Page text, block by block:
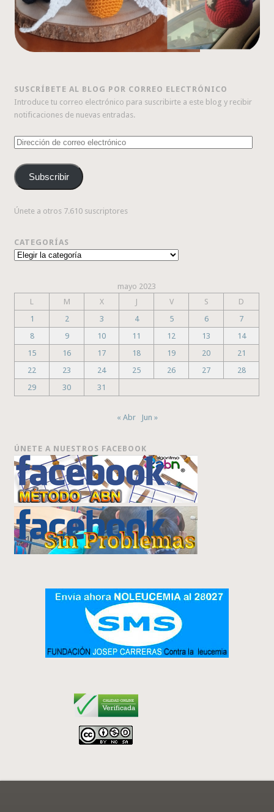
SUSCRÍBETE AL BLOG POR CORREO ELECTRÓNICO
Introduce tu correo electrónico para suscribirte a este blog y recibir
notificaciones de nuevas entradas.
Dirección
correo
electrónico
Subscribir
Únete a otros 7.610 suscriptores
CATEGORÍAS
Categorías
mayo 2023
L
M X J V S
D
1
2 3 4 5 6
7
8
9 10 11 12 13
14
15
16 17 18 19 20
21
22
23 24 25 26 27
28
29
30 31
« Abr Jun »
ÚNETE A NUESTROS FACEBOOK